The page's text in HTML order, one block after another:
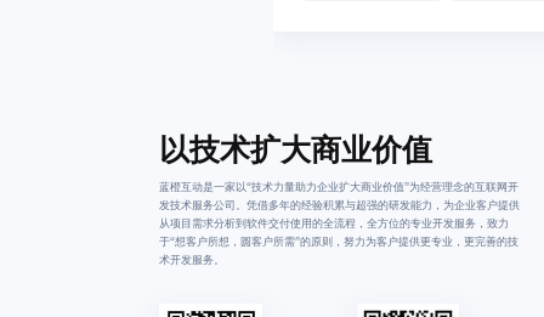
以技术扩大商业价值
蓝橙互动是一家以“技术力量助力企业扩大商业价值”为经营理念的互联网开
发技术服务公司。凭借多年的经验积累与超强的研发能力，为企业客户提供
从项目需求分析到软件交付使用的全流程，全方位的专业开发服务，致力
于“想客户所想，圆客户所需”的原则，努力为客户提供更专业，更完善的技
术开发服务。